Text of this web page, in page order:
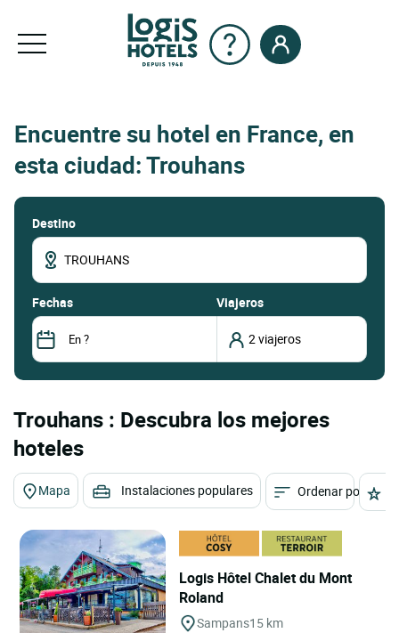
Encuentre su hotel en France, en
esta ciudad: Trouhans
Destino
fechas Viajeros
Trouhans : Descubra los mejores
hoteles
Mapa Instalaciones populares Ordenar por
Logis Hôtel Chalet du Mont
Roland
Sampans15 km